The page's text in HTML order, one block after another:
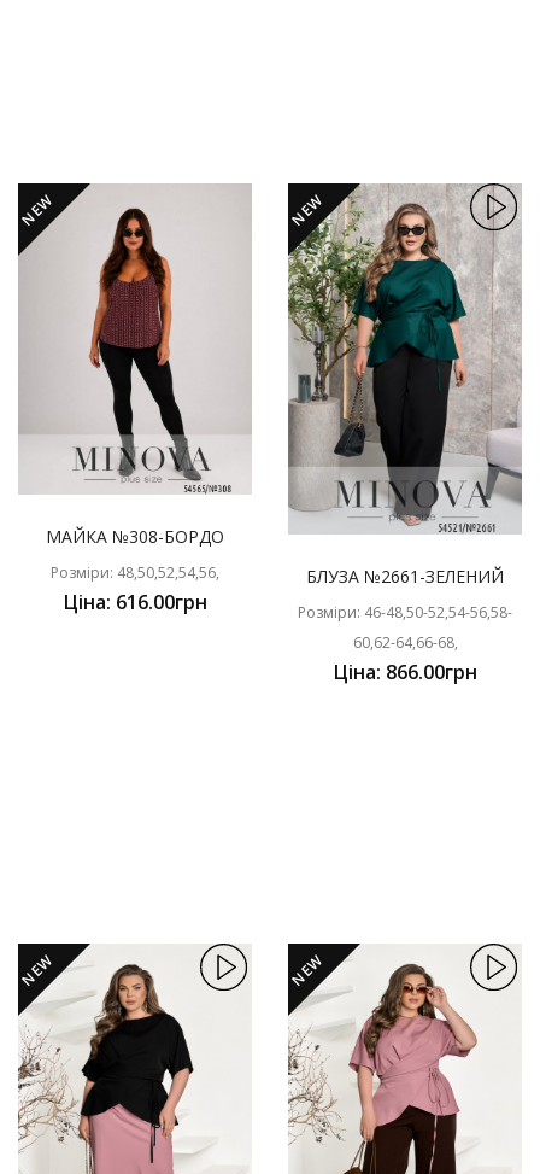
NEW
МАЙКА №308-БОРДО
Розміри: 48,50,52,54,56,
Ціна: 616.00грн
NEW
БЛУЗА №2661-ЗЕЛЕНИЙ
Розміри: 46-48,50-52,54-56,58-
60,62-64,66-68,
Ціна: 866.00грн
NEW NEW